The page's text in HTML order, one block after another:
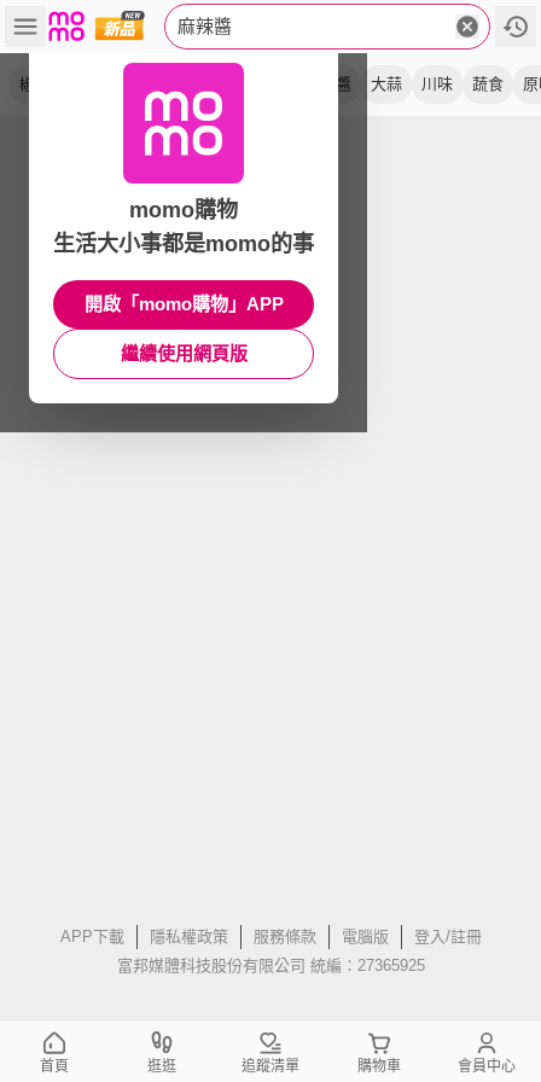
麻辣醬
椒麻醬 蒜醬 大蒜 川味 蔬食
APP下載 隱私權政策 服務條款 電腦版
登入/註冊
富邦媒體科技股份有限公司 統編：27365925
momo購物
生活大小事都是momo的事
開啟「momo購物」APP
繼續使用網頁版
首頁 逛逛 追蹤清單 購物車 會員中心